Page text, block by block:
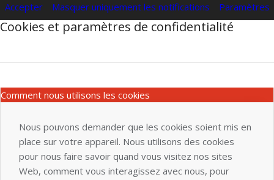
Accepter
Masquer uniquement les notifications Paramètres
Cookies et paramètres de confidentialité
Comment nous utilisons les cookies
Nous pouvons demander que les cookies soient mis en
place sur votre appareil. Nous utilisons des cookies
pour nous faire savoir quand vous visitez nos sites
Web, comment vous interagissez avec nous, pour